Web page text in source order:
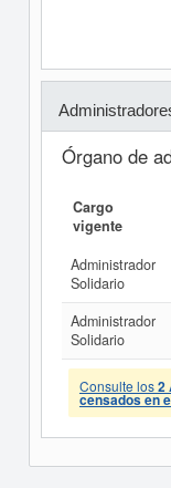
Órgano de
Cargo
vigente
Administrador
Solidario
Administrador
Solidario
Consulte los2
censados en